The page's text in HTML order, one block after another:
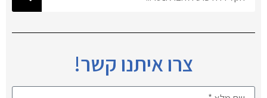
צרו איתנו קשר!